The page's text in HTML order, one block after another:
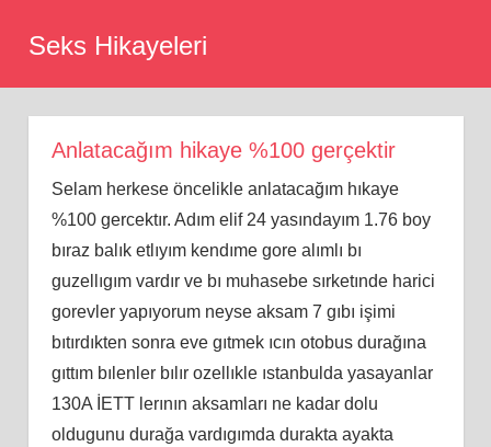
Seks Hikayeleri
Anlatacağım hikaye %100 gerçektir
Selam herkese öncelikle anlatacağım hıkaye
%100 gercektır. Adım elif 24 yasındayım 1.76 boy
bıraz balık etlıyım kendıme gore alımlı bı
guzellıgım vardır ve bı muhasebe sırketınde harici
gorevler yapıyorum neyse aksam 7 gıbı işimi
bıtırdıkten sonra eve gıtmek ıcın otobus durağına
gıttım bılenler bılır ozellıkle ıstanbulda yasayanlar
130A İETT lerının aksamları ne kadar dolu
oldugunu durağa vardıgımda durakta ayakta